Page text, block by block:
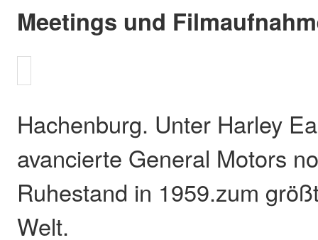
Meetings und
Hachenburg. Unter Harley
avancierte General Motors
Ruhestand in 1959.zum
Welt.